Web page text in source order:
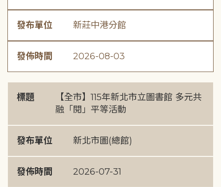
發布單位 新莊中港分館
發佈時間 2026-08-03
標題
【全市】115年新北市立圖書館 多元共
融「閱」平等活動
發布單位 新北市圖(總館)
發佈時間 2026-07-31